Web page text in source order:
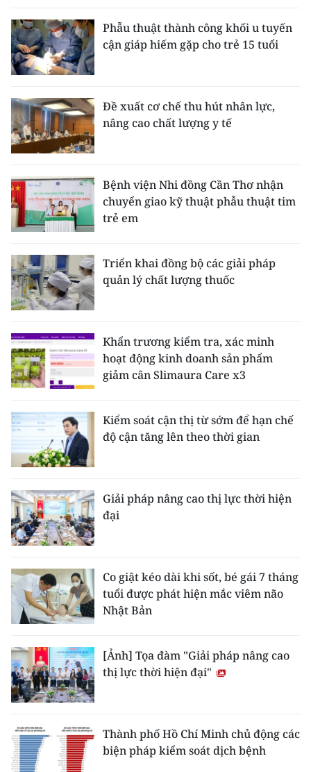
Phẫu thuật thành công khối u tuyến
cận giáp hiếm gặp cho trẻ 15 tuổi
Đề xuất cơ chế thu hút nhân lực,
nâng cao chất lượng y tế
Bệnh viện Nhi đồng Cần Thơ nhận
chuyển giao kỹ thuật phẫu thuật tim
trẻ em
Triển khai đồng bộ các giải pháp
quản lý chất lượng thuốc
Khẩn trương kiểm tra, xác minh
hoạt động kinh doanh sản phẩm
giảm cân Slimaura Care x3
Kiểm soát cận thị từ sớm để hạn chế
độ cận tăng lên theo thời gian
Giải pháp nâng cao thị lực thời hiện
đại
Co giật kéo dài khi sốt, bé gái 7 tháng
tuổi được phát hiện mắc viêm não
Nhật Bản
[Ảnh] Tọa đàm "Giải pháp nâng cao
thị lực thời hiện đại"
Thành phố Hồ Chí Minh chủ động các
biện pháp kiểm soát dịch bệnh